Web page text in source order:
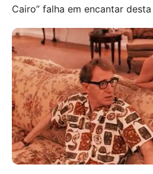
Cairo” falha em encantar